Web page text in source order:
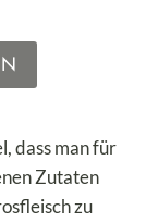
dass man für
Zutaten
zu